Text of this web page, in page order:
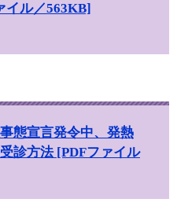
イル／563KB]
態宣言発令中、発熱
診方法 [PDFファイル